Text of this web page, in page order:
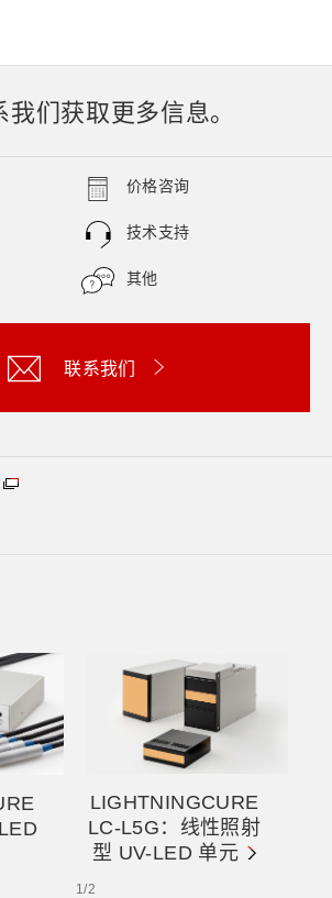
我们获取更多信息。
价格咨询
技术支持
其他
联系我们
LIGHTNINGCURE
LC-L5G：线性照射
型 UV-LED 单元
1/2